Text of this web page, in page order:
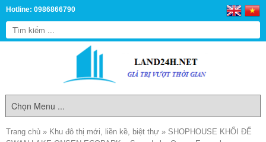
Hotline: 0986866790
Trang chủ » Khu đô thị mới, liền kề, biệt thự » SHOPHOUSE KHỐI ĐẾ